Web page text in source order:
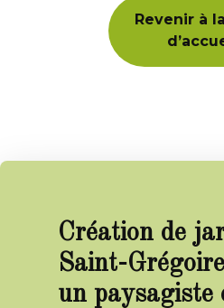
Revenir à
Création de
Saint-
un paysagiste